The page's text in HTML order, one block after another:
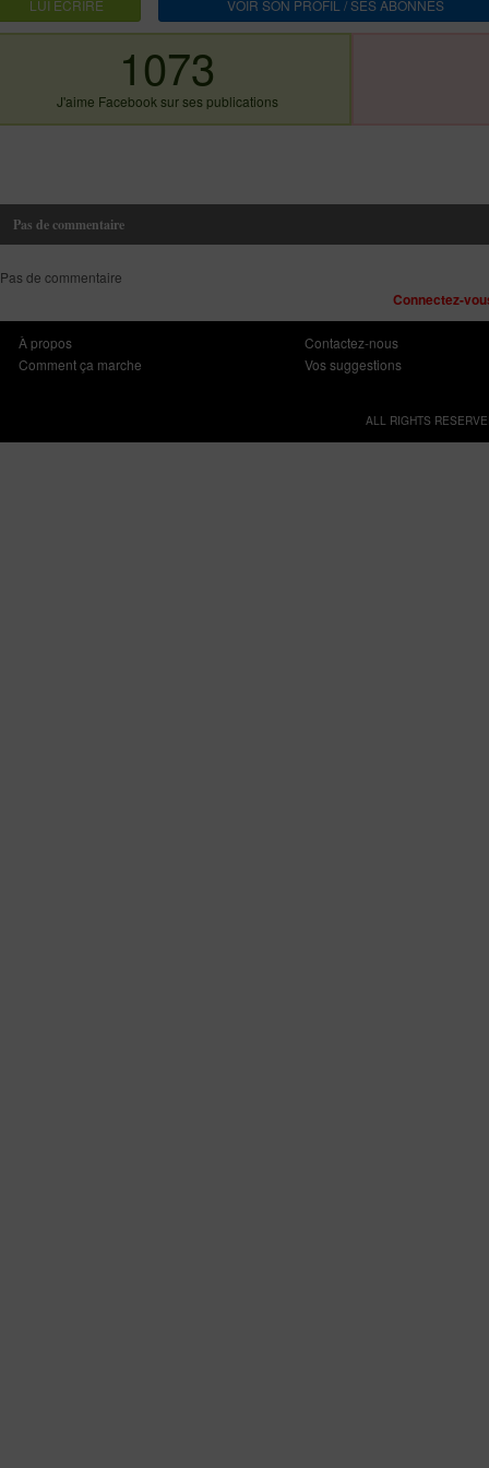
LUI ECRIRE VOIR SON PROFIL / SES ABONNES
1073
J'aime Facebook sur ses publications
Pas de commentaire
Pas de commentaire
Connectez-
À propos
Comment ça marche
Contactez-nous
Vos suggestions
ALL RIGHTS